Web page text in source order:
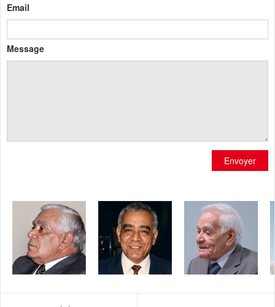
Email
Message
Envoyer